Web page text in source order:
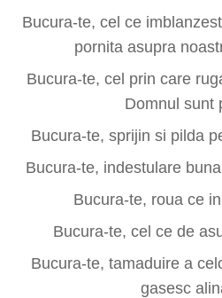
Bucura-te, cel ce
pornita asupra
Bucura-te, cel prin care
Domnul sunt
Bucura-te, sprijin si pilda
Bucura-te, indestulare
Bucura-te, roua ce
Bucura-te, cel ce de
Bucura-te, tamaduire a
gasesc